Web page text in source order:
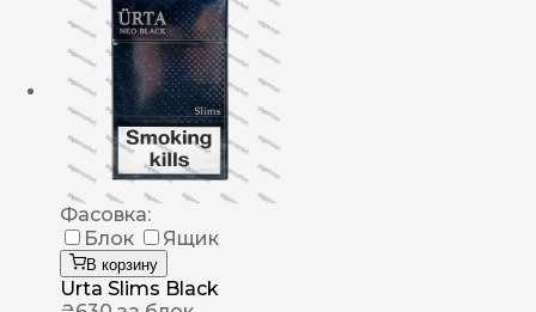
Фасовка:
Блок
Ящик
В корзину
Urta Slims Black